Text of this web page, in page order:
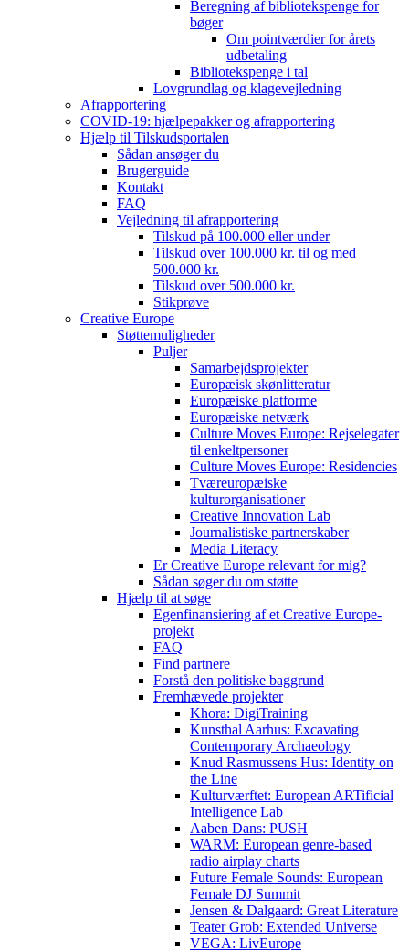
Beregning af bibliotekspenge for
bøger
Om pointværdier for årets
udbetaling
Bibliotekspenge i tal
Lovgrundlag og klagevejledning
Afrapportering
COVID-19: hjælpepakker og afrapportering
Hjælp til Tilskudsportalen
Sådan ansøger du
Brugerguide
Kontakt
FAQ
Vejledning til afrapportering
Tilskud på 100.000 eller under
Tilskud over 100.000 kr. til og med
500.000 kr.
Tilskud over 500.000 kr.
Stikprøve
Creative Europe
Støttemuligheder
Puljer
Samarbejdsprojekter
Europæisk skønlitteratur
Europæiske platforme
Europæiske netværk
Culture Moves Europe: Rejselegater
til enkeltpersoner
Culture Moves Europe: Residencies
Tværeuropæiske
kulturorganisationer
Creative Innovation Lab
Journalistiske partnerskaber
Media Literacy
Er Creative Europe relevant for mig?
Sådan søger du om støtte
Hjælp til at søge
Egenfinansiering af et Creative Europe-
projekt
FAQ
Find partnere
Forstå den politiske baggrund
Fremhævede projekter
Khora: DigiTraining
Kunsthal Aarhus: Excavating
Contemporary Archaeology
Knud Rasmussens Hus: Identity on
the Line
Kulturværftet: European ARTificial
Intelligence Lab
Aaben Dans: PUSH
WARM: European genre-based
radio airplay charts
Future Female Sounds: European
Female DJ Summit
Jensen & Dalgaard: Great Literature
Teater Grob: Extended Universe
VEGA: LivEurope